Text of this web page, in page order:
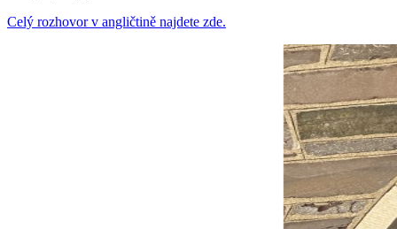
Celý rozhovor v angličtině najdete zde.